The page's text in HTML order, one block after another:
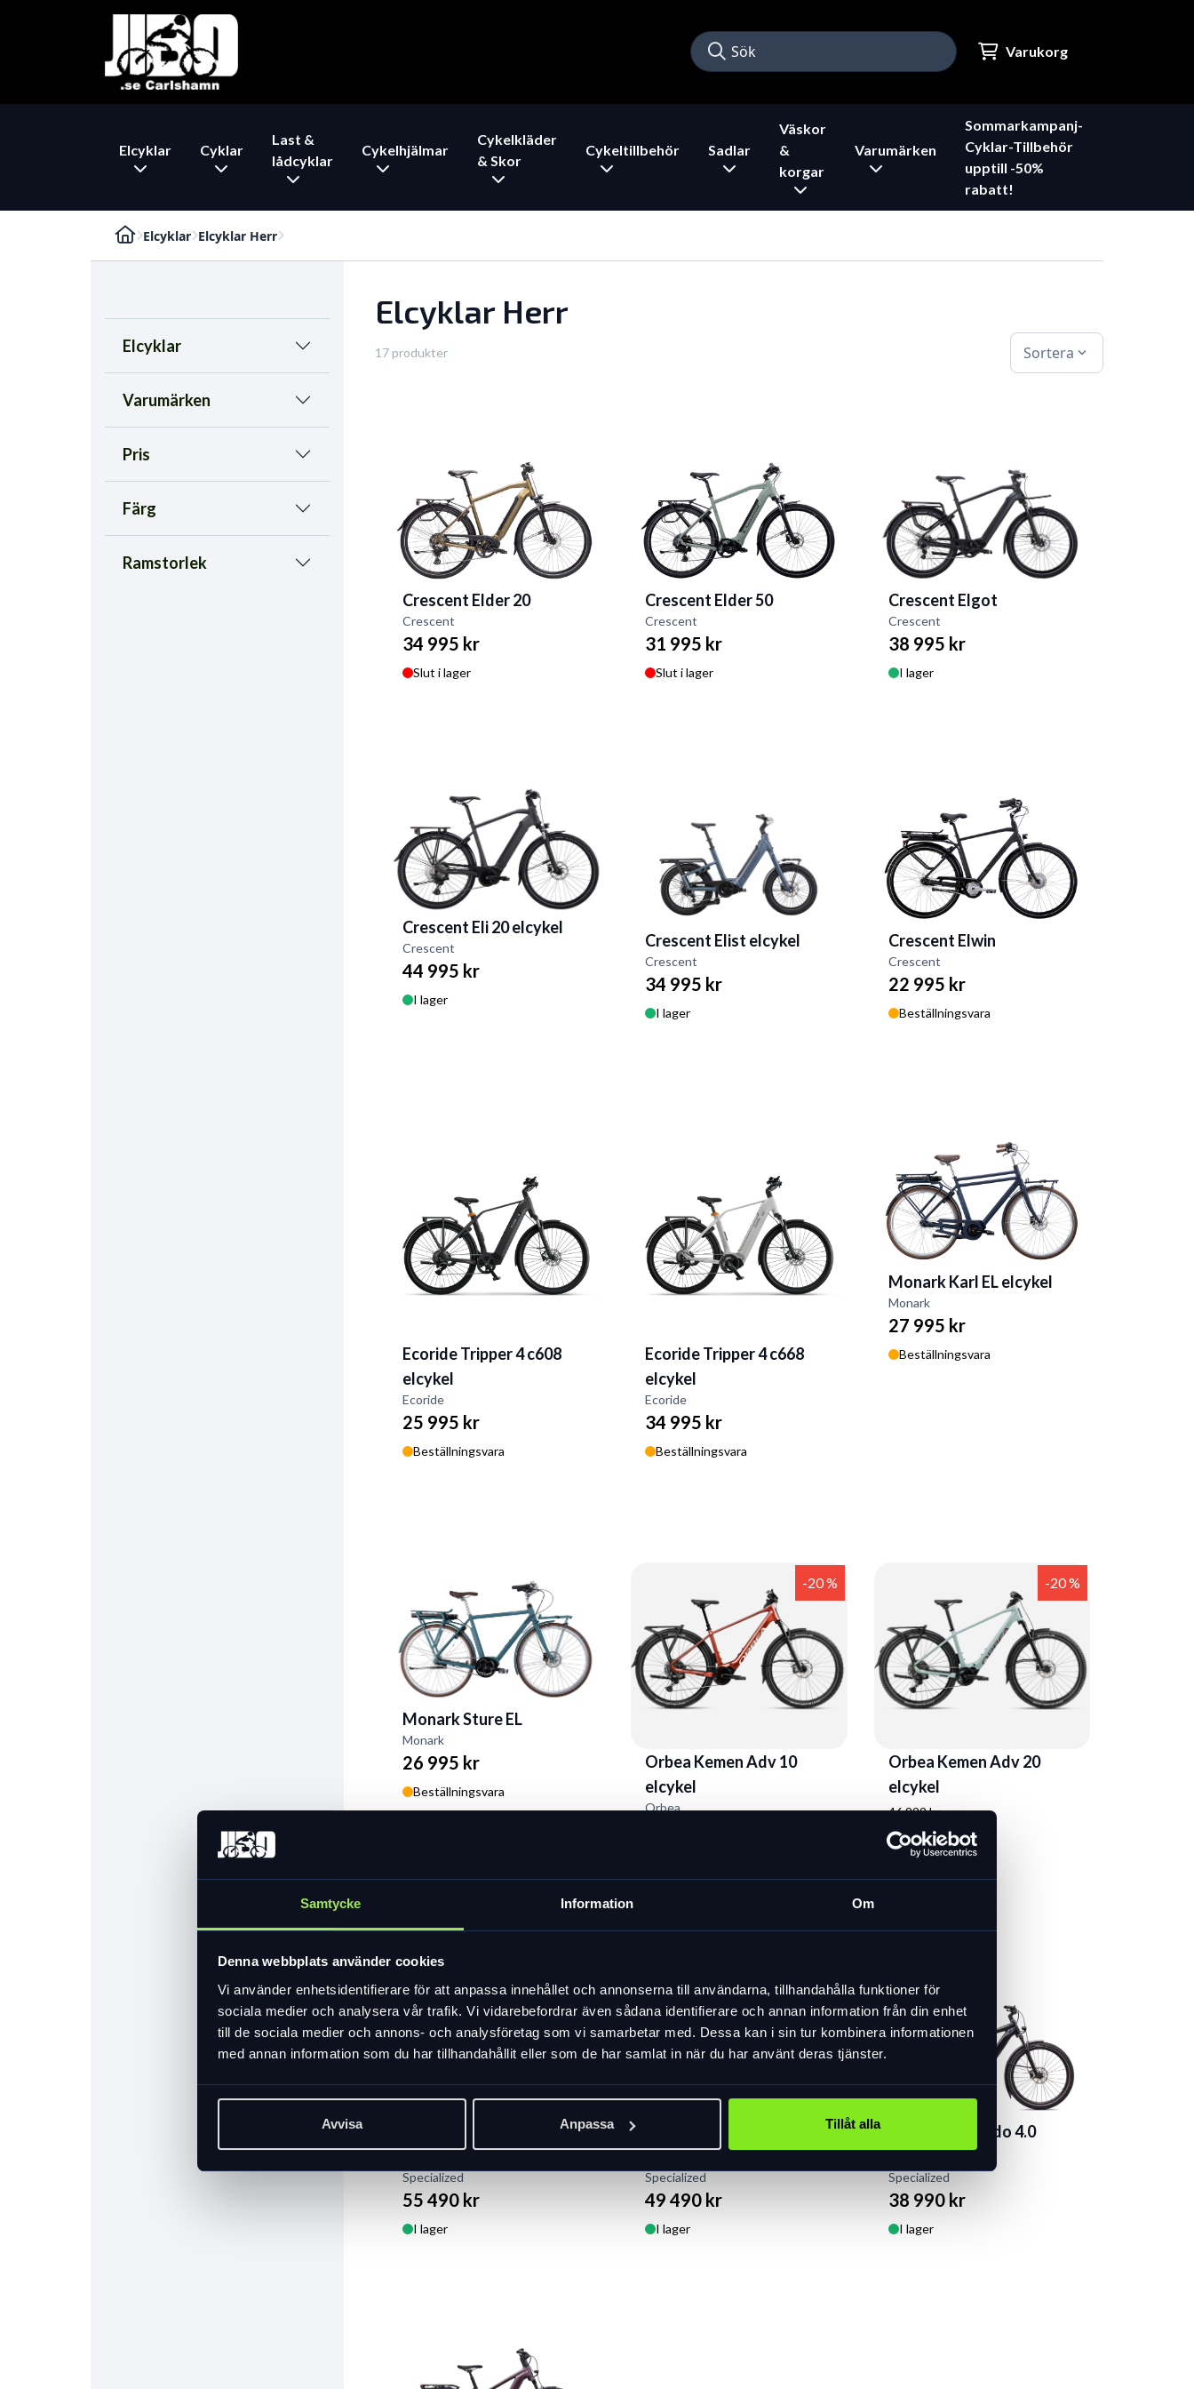
Samtycke Information Om
Denna webbplats använder cookies
Vi använder enhetsidentifierare för att anpassa innehållet och annonserna till användarna, tillhandahålla funktioner för
sociala medier och analysera vår trafik. Vi vidarebefordrar även sådana identifierare och annan information från din enhet
till de sociala medier och annons- och analysföretag som vi samarbetar med. Dessa kan i sin tur kombinera informationen
med annan information som du har tillhandahållit eller som de har samlat in när du har använt deras tjänster.
Avvisa Anpassa Tillåt alla
Varukorg
Elcyklar Cyklar
Last &
lådcyklar
Cykelhjälmar
Cykelkläder
& Skor
Cykeltillbehör Sadlar
Väskor
&
korgar
Varumärken
Sommarkampanj-
Cyklar-Tillbehör
upptill -50%
rabatt!
Elcyklar Elcyklar Herr
Elcyklar
Varumärken
Pris
Färg
Ramstorlek
Elcyklar Herr
17 produkter Sortera expand_more
Crescent Elder 20
Crescent
34 995 kr
Slut i lager
Crescent Elder 50
Crescent
31 995 kr
Slut i lager
Crescent Elgot
Crescent
38 995 kr
I lager
Crescent Eli 20 elcykel
Crescent
44 995 kr
I lager
Crescent Elist elcykel
Crescent
34 995 kr
I lager
Crescent Elwin
Crescent
22 995 kr
Beställningsvara
Ecoride Tripper 4 c608
elcykel
Ecoride
25 995 kr
Beställningsvara
Ecoride Tripper 4 c668
elcykel
Ecoride
34 995 kr
Beställningsvara
Monark Karl EL elcykel
Monark
27 995 kr
Beställningsvara
Monark Sture EL
Monark
26 995 kr
Beställningsvara
-20 %
Orbea Kemen Adv 10
elcykel
Orbea
-20 %
Orbea Kemen Adv 20
elcykel
46 999 kr
37 599 kr
Specialized Creo 2 Comp
E5 elcykel
Specialized
55 490 kr
I lager
2027
Specialized
49 490 kr
I lager
Specialized Vado 4.0
elcykel
Specialized
38 990 kr
I lager